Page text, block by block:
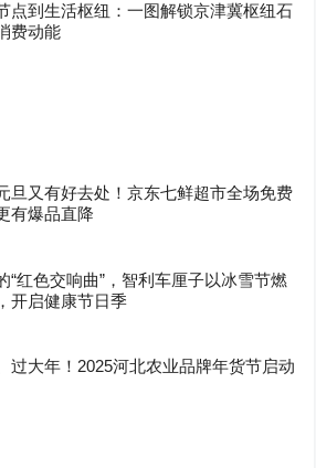
点到生活枢纽：一图解锁京津冀枢纽石
费动能
旦又有好去处！京东七鲜超市全场免费
有爆品直降
“红色交响曲”，智利车厘子以冰雪节燃
开启健康节日季
过大年！2025河北农业品牌年货节启动